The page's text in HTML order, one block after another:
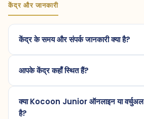
केंद्र और जानकारी
केंद्र के समय और संपर्क जानकारी क्या है?
आपके केंद्र कहाँ स्थित हैं?
क्या Kocoon Junior ऑनलाइन या वर्चुअल
है?